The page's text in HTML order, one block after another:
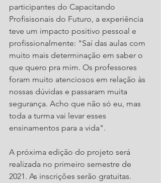
participantes do Capacitando
Profisisonais do Futuro, a experiência
teve um impacto positivo pessoal e
profissionalmente: "Saí das aulas com
muito mais determinação em saber o
que quero pra mim. Os professores
foram muito atenciosos em relação às
nossas dúvidas e passaram muita
segurança. Acho que não só eu, mas
toda a turma vai levar esses
ensinamentos para a vida".
A próxima edição do projeto será
realizada no primeiro semestre de
2021. As inscrições serão gratuitas.